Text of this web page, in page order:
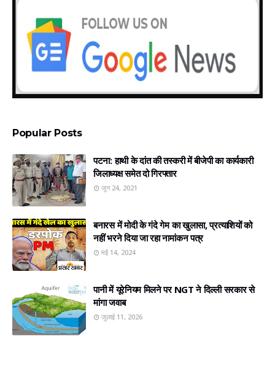
Popular Posts
पटना: हाथी के दांत की तस्करी में बीजेपी का कार्यकारी
जिलाध्यक्ष समेत दो गिरफ्तार
जून 24, 2021
बनारस में मोदी के गंदे गेम का खुलासा, प्रत्‍याशियों को
नहीं भरने दिया जा रहा नामांकन पत्र
मई 14, 2024
पानी में यूरेनियम मिलने पर NGT ने दिल्ली सरकार से
मांगा जवाब
जुलाई 11, 2026